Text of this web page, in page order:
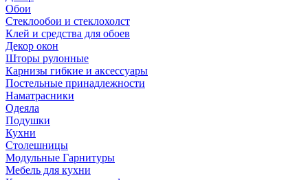
Обои
Стеклообои и стеклохолст
Клей и средства для обоев
Декор окон
Шторы рулонные
Карнизы гибкие и аксессуары
Постельные принадлежности
Наматрасники
Одеяла
Подушки
Кухни
Столешницы
Модульные Гарнитуры
Мебель для кухни